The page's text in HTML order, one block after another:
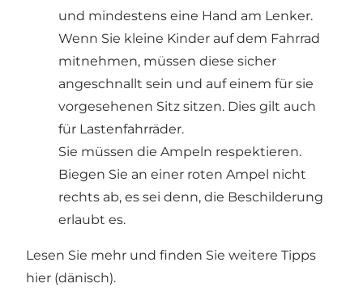
und mindestens eine Hand am Lenker.
Wenn Sie kleine Kinder auf dem Fahrrad
mitnehmen, müssen diese sicher
angeschnallt sein und auf einem für sie
vorgesehenen Sitz sitzen. Dies gilt auch
für Lastenfahrräder.
Sie müssen die Ampeln respektieren.
Biegen Sie an einer roten Ampel nicht
rechts ab, es sei denn, die Beschilderung
erlaubt es.
Lesen Sie mehr und finden Sie weitere Tipps
hier (dänisch).